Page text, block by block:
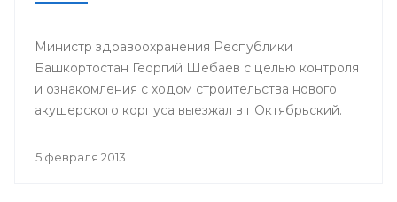
Министр здравоохранения Республики
Башкортостан Георгий Шебаев с целью контроля
и ознакомления с ходом строительства нового
акушерского корпуса выезжал в г.Октябрьский.
5 февраля 2013